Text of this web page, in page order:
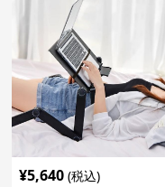
¥5,640 (税込)